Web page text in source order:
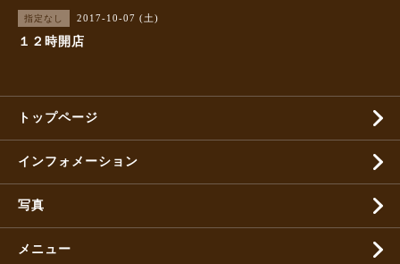
指定なし 2017-10-07 (土)
１２時開店
トップページ
インフォメーション
写真
メニュー